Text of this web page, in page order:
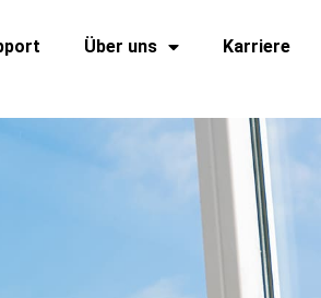
Über uns Karriere